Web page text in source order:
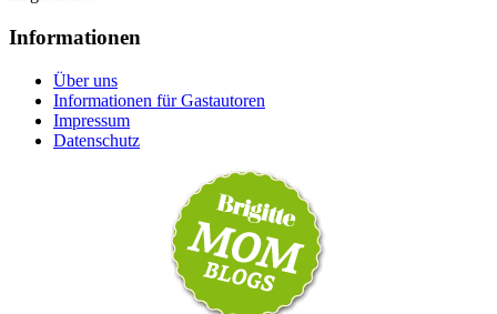
Informationen
Über uns
Informationen für Gastautoren
Impressum
Datenschutz